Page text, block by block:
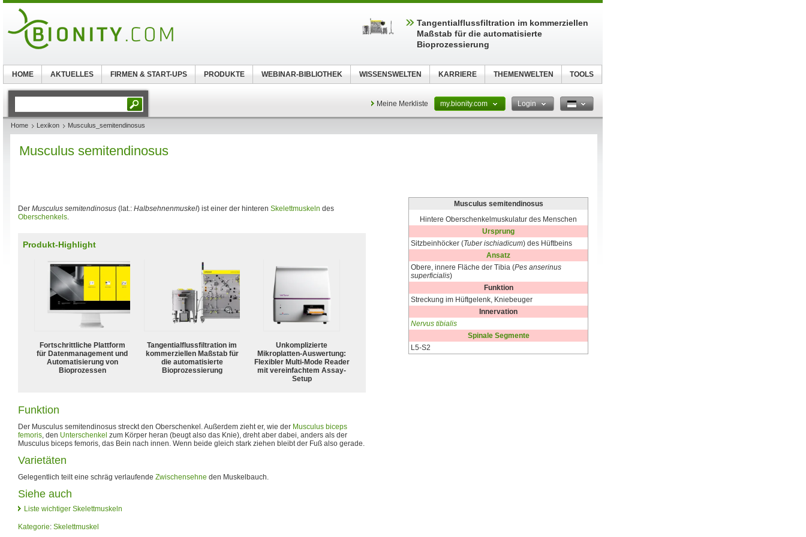
Meine Merkliste my.bionity.com Login
Home Lexikon Musculus_semitendinosus
Musculus semitendinosus
Musculus semitendinosus
Hintere Oberschenkelmuskulatur des Menschen
Ursprung
Sitzbeinhöcker (Tuber ischiadicum) des Hüftbeins
Ansatz
Obere, innere Fläche der Tibia (Pes anserinus
superficialis)
Funktion
Streckung im Hüftgelenk, Kniebeuger
Innervation
Nervus tibialis
Spinale Segmente
L5-S2
Der Musculus semitendinosus (lat.: Halbsehnenmuskel) ist einer der hinteren Skelettmuskeln des
Oberschenkels.
Produkt-Highlight
Fortschrittliche Plattform
für Datenmanagement und
Automatisierung von
Bioprozessen
Tangentialflussfiltration im
kommerziellen Maßstab für
die automatisierte
Bioprozessierung
Unkomplizierte
Mikroplatten-Auswertung:
Flexibler Multi-Mode Reader
mit vereinfachtem Assay-
Setup
Funktion
Der Musculus semitendinosus streckt den Oberschenkel. Außerdem zieht er, wie der Musculus biceps
femoris, den Unterschenkel zum Körper heran (beugt also das Knie), dreht aber dabei, anders als der
Musculus biceps femoris, das Bein nach innen. Wenn beide gleich stark ziehen bleibt der Fuß also gerade.
Varietäten
Gelegentlich teilt eine schräg verlaufende Zwischensehne den Muskelbauch.
Siehe auch
Liste wichtiger Skelettmuskeln
Kategorie: Skelettmuskel
Tangentialflussfiltration im kommerziellen
Maßstab für die automatisierte
Bioprozessierung
HOME AKTUELLES FIRMEN & START-UPS PRODUKTE WEBINAR-BIBLIOTHEK WISSENSWELTEN KARRIERE THEMENWELTEN TOOLS